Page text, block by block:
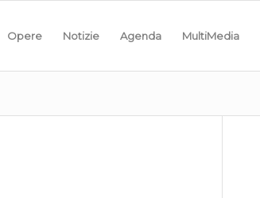
Opere Notizie Agenda MultiMedia